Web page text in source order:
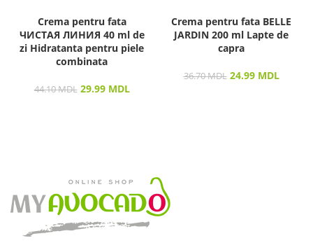
Crema pentru fata
ЧИСТАЯ ЛИНИЯ 40 ml de
zi Hidratanta pentru piele
combinata
44.10MDL 29.99 MDL
Crema pentru fata BELLE
JARDIN 200 ml Lapte de
capra
36.70MDL 24.99 MDL